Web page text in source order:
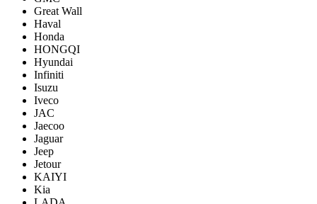
Great Wall
Haval
Honda
HONGQI
Hyundai
Infiniti
Isuzu
Iveco
JAC
Jaecoo
Jaguar
Jeep
Jetour
KAIYI
Kia